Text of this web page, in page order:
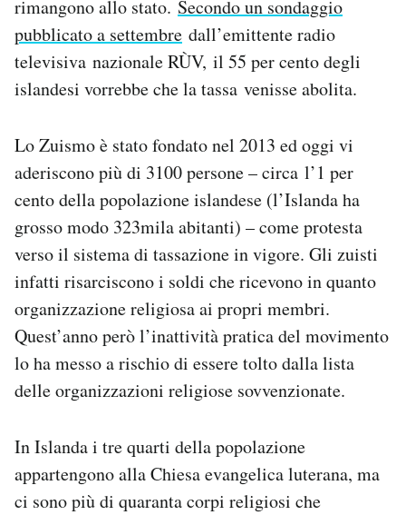
rimangono allo stato. Secondo un sondaggio
pubblicato a settembre dall’emittente radio
televisiva nazionale RÙV, il 55 per cento degli
islandesi vorrebbe che la tassa venisse abolita.
Lo Zuismo è stato fondato nel 2013 ed oggi vi
aderiscono più di 3100 persone – circa l’1 per
cento della popolazione islandese (l’Islanda ha
grosso modo 323mila abitanti) – come protesta
verso il sistema di tassazione in vigore. Gli zuisti
infatti risarciscono i soldi che ricevono in quanto
organizzazione religiosa ai propri membri.
Quest’anno però l’inattività pratica del movimento
lo ha messo a rischio di essere tolto dalla lista
delle organizzazioni religiose sovvenzionate.
In Islanda i tre quarti della popolazione
appartengono alla Chiesa evangelica luterana, ma
ci sono più di quaranta corpi religiosi che